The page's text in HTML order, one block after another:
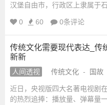
汉堡自由市，行政区上隶属于
0 60 0条评论
传统文化需要现代表达_传
新新
人间透视 传统文化 - 国故
近日，央视版四大名著电视剧
的热烈追捧：播放量、弹幕量